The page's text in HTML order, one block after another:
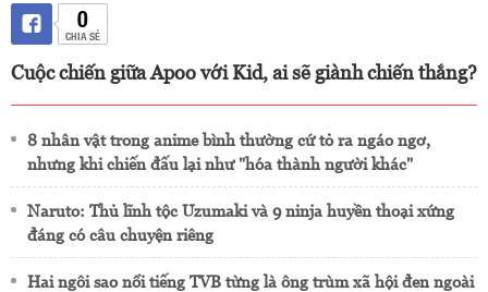
0
CHIA SẺ
Cuộc chiến giữa Apoo với Kid, ai sẽ giành chiến thắng?
8 nhân vật trong anime bình thường cứ tỏ ra ngáo ngơ,
nhưng khi chiến đấu lại như "hóa thành người khác"
Naruto: Thủ lĩnh tộc Uzumaki và 9 ninja huyền thoại xứng
đáng có câu chuyện riêng
Hai ngôi sao nổi tiếng TVB từng là ông trùm xã hội đen ngoài